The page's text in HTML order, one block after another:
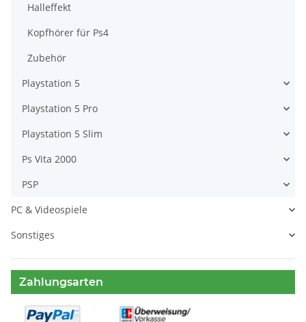
Halleffekt
Kopfhörer für Ps4
Zubehör
Playstation 5
Playstation 5 Pro
Playstation 5 Slim
Ps Vita 2000
PSP
PC & Videospiele
Sonstiges
Zahlungsarten